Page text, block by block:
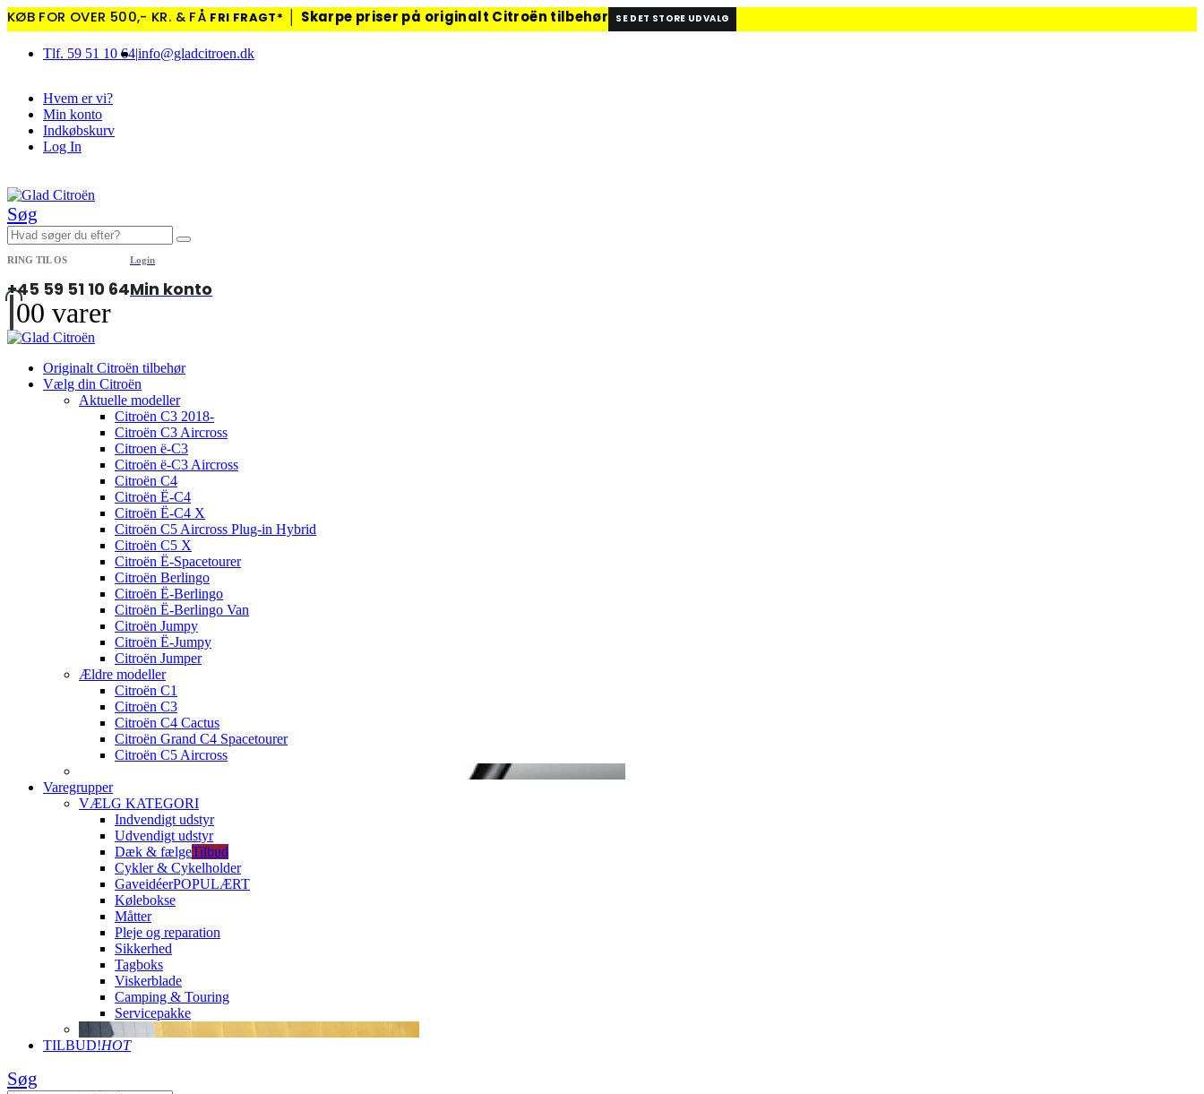
KØB FOR OVER 500,- KR. & FÅ FRI FRAGT* Skarpe priser på originalt Citroën tilbehør SE DET STORE UDVALG
Tlf. 59 51 10 64|info@gladcitroen.dk
Hvem er vi?
Min konto
Indkøbskurv
Log In
Søg
RING TIL OS
+45 59 51 10 64
Login
Min konto
00 varer
Originalt Citroën tilbehør
Vælg din Citroën
Aktuelle modeller
Citroën C3 2018-
Citroën C3 Aircross
Citroen ë-C3
Citroën ë-C3 Aircross
Citroën C4
Citroën Ë-C4
Citroën Ë-C4 X
Citroën C5 Aircross Plug-in Hybrid
Citroën C5 X
Citroën Ë-Spacetourer
Citroën Berlingo
Citroën Ë-Berlingo
Citroën Ë-Berlingo Van
Citroën Jumpy
Citroën Ë-Jumpy
Citroën Jumper
Ældre modeller
Citroën C1
Citroën C3
Citroën C4 Cactus
Citroën Grand C4 Spacetourer
Citroën C5 Aircross
Varegrupper
VÆLG KATEGORI
Indvendigt udstyr
Udvendigt udstyr
Dæk & fælgeTilbud
Cykler & Cykelholder
GaveidéerPOPULÆRT
Kølebokse
Måtter
Pleje og reparation
Sikkerhed
Tagboks
Viskerblade
Camping & Touring
Servicepakke
TILBUD!HOT
Søg